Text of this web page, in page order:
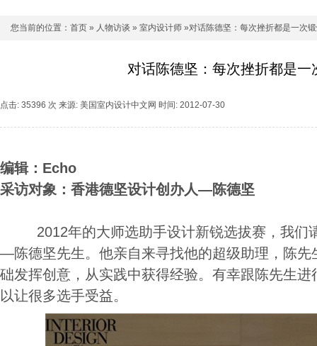
您当前的位置： 首页 » 人物访谈 » 室内设计师 »对话陈德坚：每次挫折都是一次
对话陈德坚：每次挫折都是一
点击: 35396 次 来源: 美国室内设计中文网 时间: 2012-07-30
编辑：Echo
采访对象：香港德坚设计创办人—陈德坚
2012年的大师选助手设计新锐选拔赛，我们
—陈德坚先生。他亲自来寻找他的超级助理，陈先
础发挥创意，从实践中获得经验。有幸跟陈先生
以让很多选手受益。